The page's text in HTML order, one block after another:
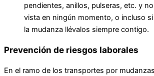
pendientes, anillos, pulseras, etc. y
vista en ningún momento, o incluso
la mudanza llévalos siempre contigo.
Prevención de riesgos laborales
En el ramo de los transportes por